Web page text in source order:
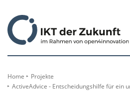
Inhalt
Home
Projekte
ActiveAdvice - Entscheidungshilfe für ein